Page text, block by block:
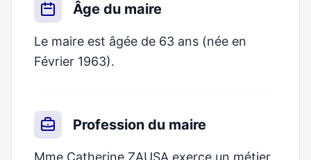
Âge du maire
Le maire est âgée de 63 ans (née en
Février 1963).
Profession du maire
Mme Catherine ZAUSA exerce un métier